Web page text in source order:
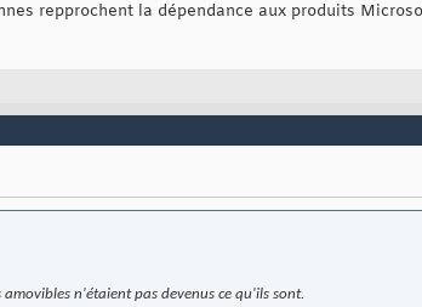
repprochent la dépendance aux produits
n'étaient pas devenus ce qu'ils sont.